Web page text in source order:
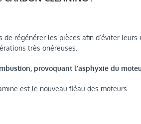
régénérer les pièces afin d’éviter leurs
très onéreuses.
provoquant l’asphyxie du
est le nouveau fléau des moteurs.